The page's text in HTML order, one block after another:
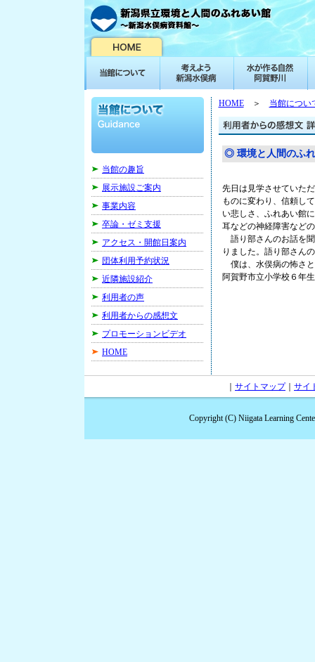
当館の趣旨
展示施設ご案内
事業内容
卒論・ゼミ支援
アクセス・開館日案内
団体利用予約状況
近隣施設紹介
利用者の声
利用者からの感想文
プロモーションビデオ
HOME
HOME＞ 当館につい
◎ 環境と人間のふ
先日は見学させていた
ものに変わり、信頼し
い悲しさ、ふれあい館
耳などの神経障害など
語り部さんのお話を
りました。語り部さん
僕は、水俣病の怖さ
阿賀野市立小学校６年
サイトマップ｜ サイ
Copyright (C) Niigata Learning